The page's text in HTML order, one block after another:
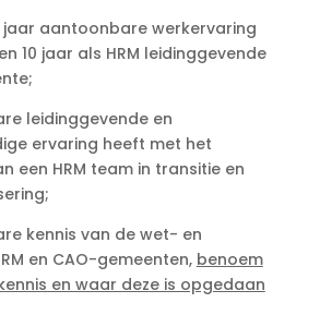
jaar aantoonbare werkervaring
10 jaar als HRM leidinggevende
leidinggevende en
ervaring heeft met het
een HRM team in transitie en
kennis van de wet- en
en CAO-gemeenten, benoem
en waar deze is opgedaan